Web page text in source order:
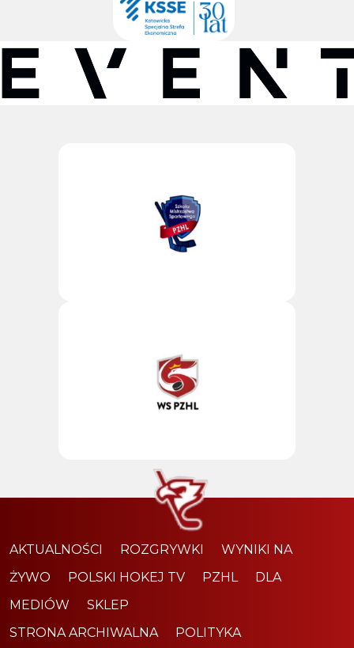
AKTUALNOŚCI ROZGRYWKI
WYNIKI NA
ŻYWO
POLSKI HOKEJ TV PZHL
DLA
MEDIÓW
SKLEP
STRONA ARCHIWALNA
POLITYKA